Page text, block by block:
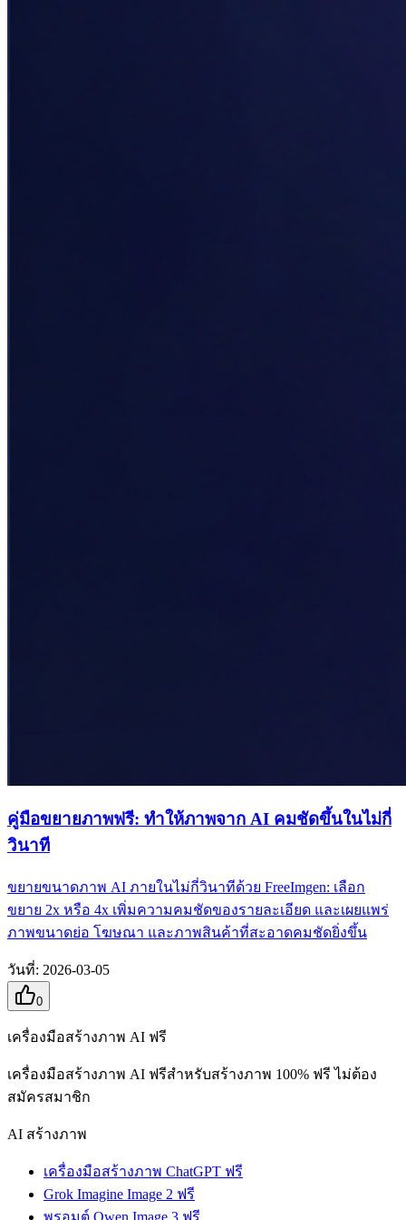
คู่มือขยายภาพฟรี: ทำให้ภาพจาก AI คมชัดขึ้นในไม่กี่
วินาที
ขยายขนาดภาพ AI ภายในไม่กี่วินาทีด้วย FreeImgen: เลือก
ขยาย 2x หรือ 4x เพิ่มความคมชัดของรายละเอียด และเผยแพร่
ภาพขนาดย่อ โฆษณา และภาพสินค้าที่สะอาดคมชัดยิ่งขึ้น
วันที่: 2026-03-05
0
เครื่องมือสร้างภาพ AI ฟรี
เครื่องมือสร้างภาพ AI ฟรีสำหรับสร้างภาพ 100% ฟรี ไม่ต้อง
สมัครสมาชิก
AI สร้างภาพ
เครื่องมือสร้างภาพ ChatGPT ฟรี
Grok Imagine Image 2 ฟรี
พรอมต์ Qwen Image 3 ฟรี